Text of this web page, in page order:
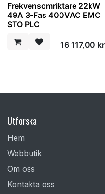
Frekvensomriktare 22kW
49A 3-Fas 400VAC EMC
STO PLC
16 117,00 kr
Utforska
Hem
Webbutik
Om oss
Kontakta oss